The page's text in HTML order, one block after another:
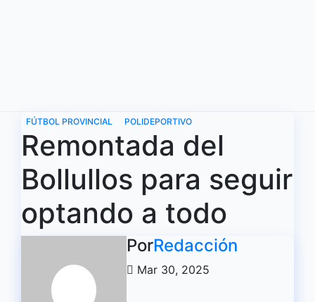
FÚTBOL PROVINCIAL POLIDEPORTIVO
Remontada del
Bollullos para seguir
optando a todo
PorRedacción
Mar 30, 2025